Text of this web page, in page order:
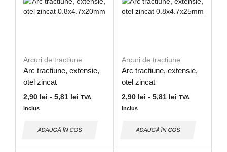
Arcuri de tractiune
Arc tractiune, extensie,
otel zincat
0.8×4.7x20mm
2,90 lei - 5,81 lei TVA
inclus
ADAUGĂ ÎN COȘ
Arcuri de tractiune
Arc tractiune, extensie,
otel zincat
0.8×4.7x25mm
2,90 lei - 5,81 lei TVA
inclus
ADAUGĂ ÎN COȘ